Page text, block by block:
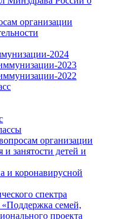
организации
2024
2023
2022
организации
и занятости детей и
и коронавирусной
спектра
семей,
проекта